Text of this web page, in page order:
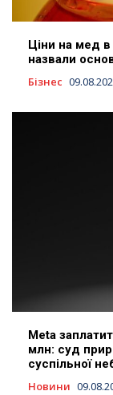
Ціни на мед в
назвали
Бізнес
Meta
млн: суд
суспільної
Новини